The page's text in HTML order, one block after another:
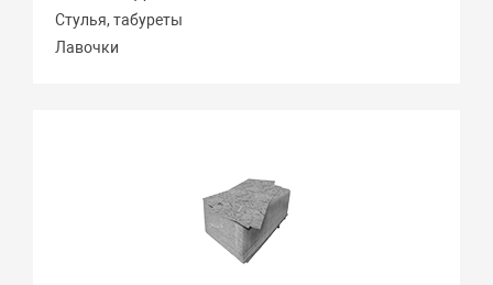
Стулья, табуреты
Лавочки